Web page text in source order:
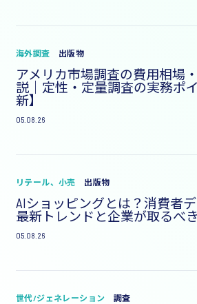
海外調査 出版物
アメリカ市場調査の費用相場
説｜定性・定量調査の実務ポ
新】
05.08.26
リテール、小売 出版物
AIショッピングとは？消費者
最新トレンドと企業が取るべ
05.08.26
世代/ジェネレーション 調査